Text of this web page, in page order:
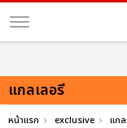
แกลเลอรี
หน้าแรก exclusive แก